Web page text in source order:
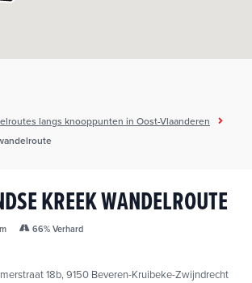
KREEK WANDELROUTE
66% Verhard
18b, 9150 Beveren-Kruibeke-Zwijndrecht
langs knooppunten in Oost-Vlaanderen